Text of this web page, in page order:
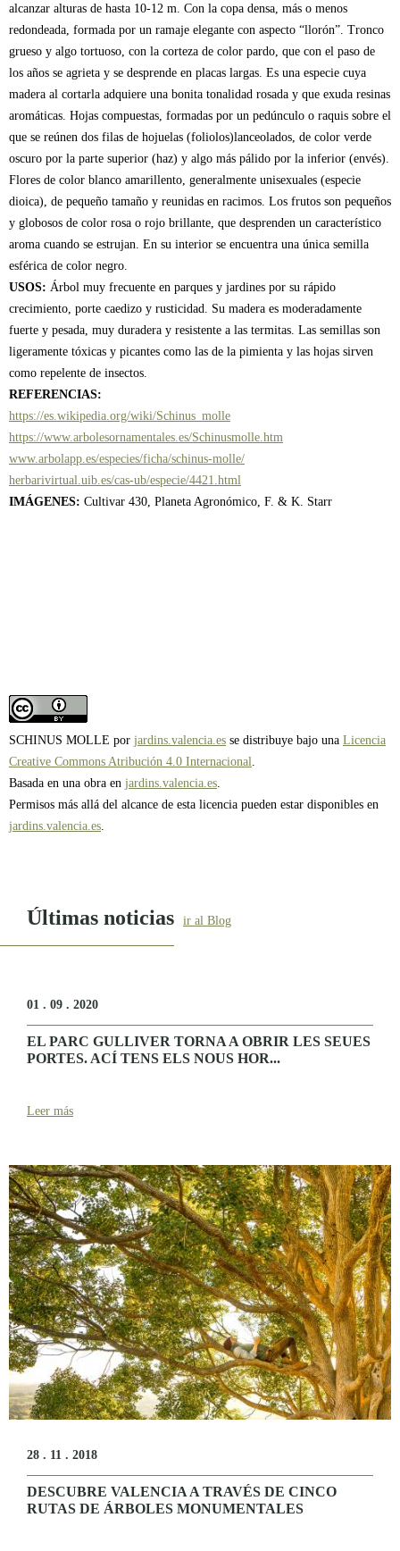
alcanzar alturas de hasta 10-12 m. Con la copa densa, más o menos
redondeada, formada por un ramaje elegante con aspecto “llorón”. Tronco
grueso y algo tortuoso, con la corteza de color pardo, que con el paso de
los años se agrieta y se desprende en placas largas. Es una especie cuya
madera al cortarla adquiere una bonita tonalidad rosada y que exuda resinas
aromáticas. Hojas compuestas, formadas por un pedúnculo o raquis sobre el
que se reúnen dos filas de hojuelas (foliolos)lanceolados, de color verde
oscuro por la parte superior (haz) y algo más pálido por la inferior (envés).
Flores de color blanco amarillento, generalmente unisexuales (especie
dioica), de pequeño tamaño y reunidas en racimos. Los frutos son pequeños
y globosos de color rosa o rojo brillante, que desprenden un característico
aroma cuando se estrujan. En su interior se encuentra una única semilla
esférica de color negro.
USOS: Árbol muy frecuente en parques y jardines por su rápido
crecimiento, porte caedizo y rusticidad. Su madera es moderadamente
fuerte y pesada, muy duradera y resistente a las termitas. Las semillas son
ligeramente tóxicas y picantes como las de la pimienta y las hojas sirven
como repelente de insectos.
REFERENCIAS:
https://es.wikipedia.org/wiki/Schinus_molle
https://www.arbolesornamentales.es/Schinusmolle.htm
www.arbolapp.es/especies/ficha/schinus-molle/
herbarivirtual.uib.es/cas-ub/especie/4421.html
IMÁGENES: Cultivar 430, Planeta Agronómico, F. & K. Starr
SCHINUS MOLLE por jardins.valencia.es se distribuye bajo una Licencia
Creative Commons Atribución 4.0 Internacional
Basada en una obra en jardins.valencia.es
Permisos más allá del alcance de esta licencia pueden estar disponibles en
jardins.valencia.es
Últimas noticias ir al Blog
01 . 09 . 2020
EL PARC GULLIVER TORNA A OBRIR LES SEUES
PORTES. ACÍ TENS ELS NOUS HOR...
Leer más
28 . 11 . 2018
DESCUBRE VALENCIA A TRAVÉS DE CINCO
RUTAS DE ÁRBOLES MONUMENTALES